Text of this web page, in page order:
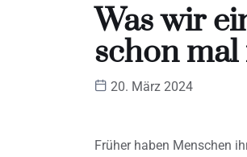
Was wir
schon
20. März 2024
Früher haben Menschen